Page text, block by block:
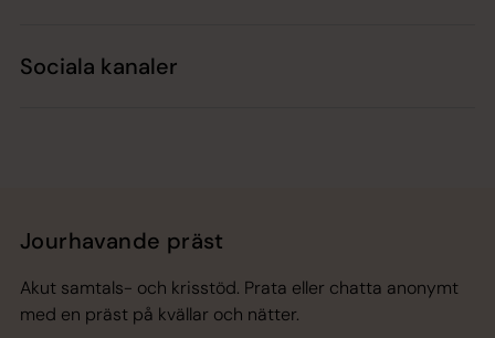
Sociala kanaler
Jourhavande präst
Akut samtals- och krisstöd. Prata eller chatta anonymt
med en präst på kvällar och nätter.